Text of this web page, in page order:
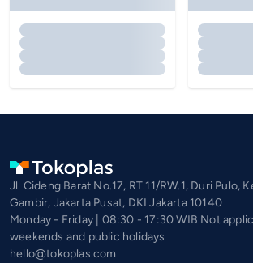
Jl. Cideng Barat No.17, RT.11/RW.1, Duri Pulo,
Gambir, Jakarta Pusat, DKI Jakarta 10140
Monday - Friday | 08:30 - 17:30 WIB Not
weekends and public holidays
hello@tokoplas.com